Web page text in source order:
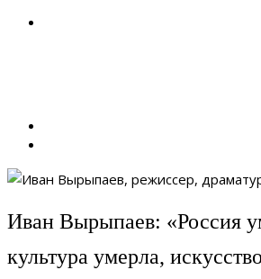
Иван Вырыпаев: «Россия
культура умерла,